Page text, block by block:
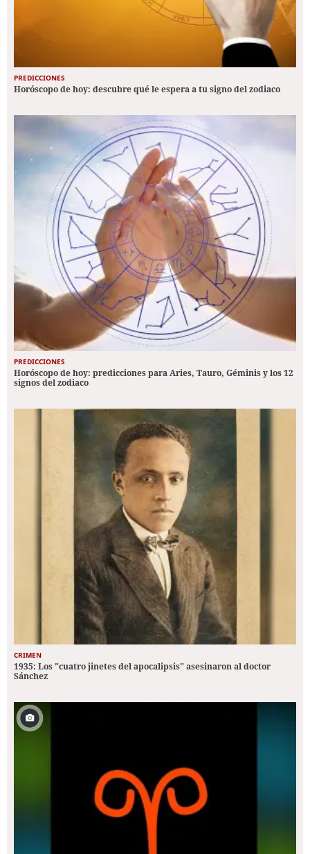
PREDICCIONES
Horóscopo de hoy: descubre qué le espera a tu signo del zodiaco
PREDICCIONES
Horóscopo de hoy: predicciones para Aries, Tauro, Géminis y los 12
signos del zodiaco
CRIMEN
1935: Los "cuatro jinetes del apocalipsis" asesinaron al doctor
Sánchez